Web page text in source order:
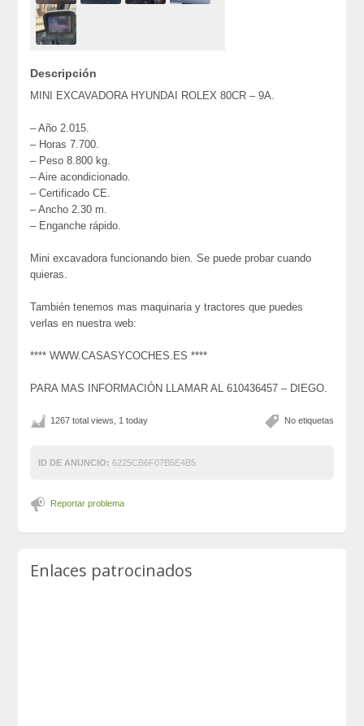
Descripción
MINI EXCAVADORA HYUNDAI ROLEX 80CR – 9A.
– Año 2.015.
– Horas 7.700.
– Peso 8.800 kg.
– Aire acondicionado.
– Certificado CE.
– Ancho 2.30 m.
– Enganche rápido.
Mini excavadora funcionando bien. Se puede probar cuando
quieras.
También tenemos mas maquinaria y tractores que puedes
verlas en nuestra web:
**** WWW.CASASYCOCHES.ES ****
PARA MAS INFORMACIÓN LLAMAR AL 610436457 – DIEGO.
No etiquetas
1267 total views, 1 today
ID DE ANUNCIO: 6225CB6F07B5E4B5
Reportar problema
Enlaces patrocinados